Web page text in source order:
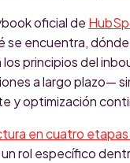
oficial de
se encuentra,
principios del
a largo plazo—
y optimización
en cuatro
rol específico